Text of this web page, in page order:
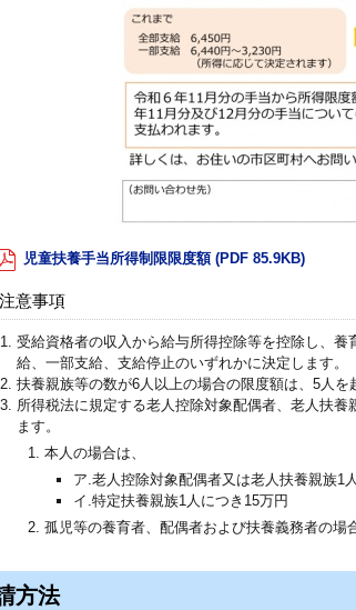
児童扶養手当所得制限限度額 (PDF 85.9KB)
注意事項
受給資格者の収入から給与所得控除等を控除し、
給、一部支給、支給停止のいずれかに決定します。
扶養親族等の数が6人以上の場合の限度額は、5人を
所得税法に規定する老人控除対象配偶者、老人扶
ます。
本人の場合は、
ア.老人控除対象配偶者又は老人扶養親族1
イ.特定扶養親族1人につき15万円
孤児等の養育者、配偶者および扶養義務者の場
方法